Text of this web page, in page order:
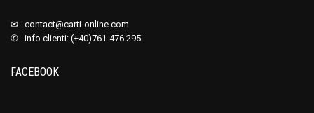
✉ contact@carti-online.com
✆ info clienti: (+40)761-476.295
FACEBOOK